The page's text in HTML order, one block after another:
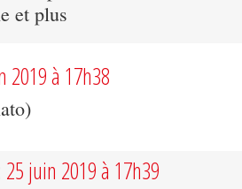
et plus
2019 à 17h38
25 juin 2019 à 17h39